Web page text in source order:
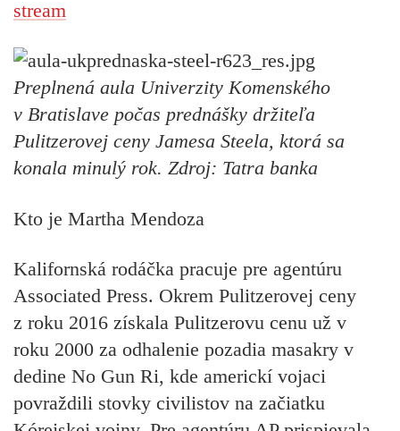
stream
Preplnená aula Univerzity Komenského
v Bratislave počas prednášky držiteľa
Pulitzerovej ceny Jamesa Steela, ktorá sa
konala minulý rok. Zdroj: Tatra banka
Kto je Martha Mendoza
Kalifornská rodáčka pracuje pre agentúru
Associated Press. Okrem Pulitzerovej ceny
z roku 2016 získala Pulitzerovu cenu už v
roku 2000 za odhalenie pozadia masakry v
dedine No Gun Ri, kde americkí vojaci
povraždili stovky civilistov na začiatku